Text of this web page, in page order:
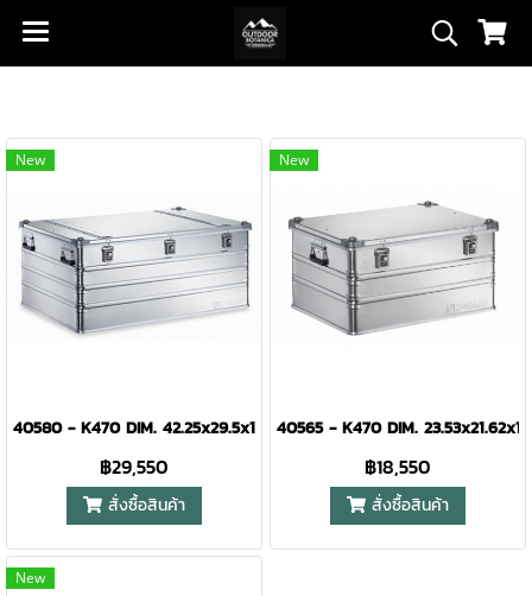
New
40580 - K470 DIM. 42.25x29.5x18.88"
฿29,550
สั่งซื้อสินค้า
New
40565 - K470 DIM.
฿18,550
สั่งซื้อสินค้า
New